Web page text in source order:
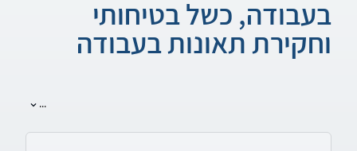
בעבודה, כשל בטיחותי
וחקירת תאונות בעבודה
...